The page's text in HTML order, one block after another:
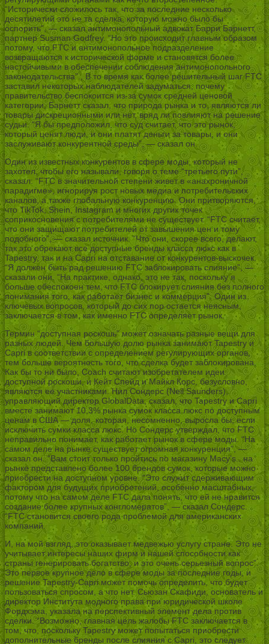
“Исторически сложилось так, что за последние несколько
десятилетий это не та сделка, которую можно было бы
оспорить”, — сказал антимонопольный адвокат Барри Барнетт,
партнер Susman Godfrey. “Но это происходит главным образом
потому, что FTC и антимонопольное подразделение
возвращаются к исторической форме и становятся более
настойчивыми в обеспечении соблюдения антимонопольного
законодательства”., В то время как более решительный шаг FTC
заставил некоторых наблюдателей задуматься, почему
правительство беспокоится из-за сумок средней ценовой
категории, Барнетт сказал, что природа рынка и то, являются ли
товары дискреционными или нет, вряд ли повлияют на решение
судьи. “Я бы предположил, что суд считает, что это рынок,
который ценят люди, и они платят деньги за товары, и они
заслуживают конкурентной среды”, — сказал он.
Один из известных конкурентов в сфере моды, который не
захотел, чтобы его называли, говоря о теме “третьего пути”,
сказал: “FTC в значительной степени живет в «анахроничной
парадигме», игнорируя рост новых медиа и потребительских
каналов, а также глобальную конкуренцию. Они притворяются,
что TikTok, Shein, Instagram и многих других точек
соприкосновения с потребителями не существует. “FTC считает,
что они защищают потребителей от завышения цен и тому
подобного”, — сказал источник. “Что они, скорее всего, делают,
так это обрекают все доступные бренды класса люкс как в
Tapestry, так и на Capri на отставание от конкурентов-выскочек.
“Я должен быть рад решению FTC заблокировать слияние”, —
сказали они. “На практике, однако, это не так, поскольку я
больше обеспокоен тем, что FTC блокирует слияния без полного
понимания того, как работает бизнес и коммерция”. Один из
ключевых вопросов, который до сих пор остается неясным,
заключается в том, как именно FTC определяет рынок.
Термин “доступная роскошь” может означать разные вещи для
разных людей. Чем большую долю рынка занимают Tapestry и
Capri в соответствии с определением регулирующих органов,
тем больше вероятность того, что сделка будет заблокирована.
Как бы то ни было, Coach считают изобретателем идеи
доступной роскоши, и Кейт Спейд и Майкл Корс, безусловно,
являются ее участниками. Нил Сондерс (Neil Saunders),
управляющий директор GlobalData, сказал, что Tapestry и Capri
вместе занимают 10,3% рынка сумок класса люкс по доступным
ценам в США — доля, которая, несомненно, выросла бы, если
исключить сумки класса люкс. Но Сондерс утверждал, что FTC
неправильно понимает, как работает рынок в сфере моды. “На
самом деле на рынке существует огромная конкуренция”, —
сказал он. “Вам стоит только пройтись по магазину Macy’s.. на
рынке представлено более 100 брендов сумок, которые можно
приобрести на доступном уровне. “Это служит сдерживающим
фактором для будущих приобретений, особенно масштабных,
потому что на самом деле FTC дала понять, что ей не нравится
создание более крупных конгломератов”, — сказал Сондерс.
“FTC становится своего рода проблемой для американских
компаний.
И, на мой взгляд, это оказывает медвежью услугу стране. Это не
учитывает интересы наших фирм и нашей способности как
страны генерировать богатство, и это очень серьезный вопрос”.
Это первое крупное дело в сфере моды за последние годы, и
решение Tapestry-Capri может помочь определить, что будет
пользоваться спросом, а что нет. Сьюзан Скафиди, основатель и
директор Института модного права при юридической школе
Фордхэма, указала на перспективный элемент дела против
сделки. “Возможно, главная цель жалобы FTC заключается в
том, что, поскольку Tapestry может попытаться приобрести
дополнительные бренды после слияния с Capri, это следует